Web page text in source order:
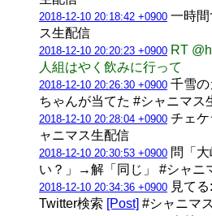
2018-12-10 20:18:42 +0900 一時
ス生配信
2018-12-10 20:20:23 +0900 RT
人組はやく飲みに行って
2018-12-10 20:26:30 +0900 千雪
ちゃんが当てた #シャニマス
2018-12-10 20:28:04 +0900 チェ
ャニマス生配信
2018-12-10 20:30:53 +0900 問「
い？」→解「同じ」 #シャニ
2018-12-10 20:34:36 +0900 見て
Twitter検索 [Post] #シャニマ